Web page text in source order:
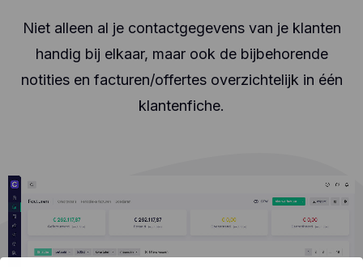
Niet alleen al je contactgegevens van je klanten
handig bij elkaar, maar ook de bijbehorende
notities en facturen/offertes overzichtelijk in één
klantenfiche.